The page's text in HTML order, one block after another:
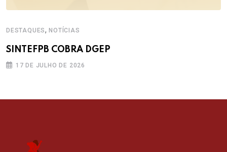
DESTAQUES,NOTÍCIAS
SINTEFPB COBRA DGEP
17 DE JULHO DE 2026